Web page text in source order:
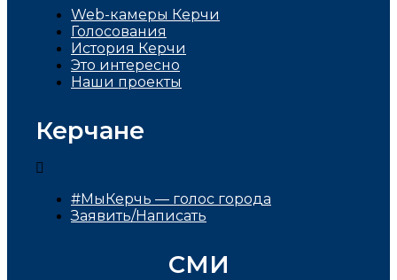
Web-камеры Керчи
Голосования
История Керчи
Это интересно
Наши проекты
Керчане
#МыКерчь — голос города
Заявить/Написать
СМИ